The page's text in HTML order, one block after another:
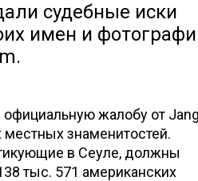
судебные иски
имен и
жалобу от Jang
местных знаменитостей.
в Сеуле, должны
тыс. 571 американских